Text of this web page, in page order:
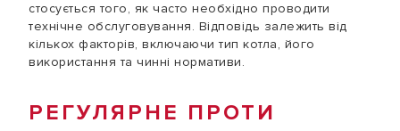
стосується того, як часто необхідно проводити
технічне обслуговування. Відповідь залежить від
кількох факторів, включаючи тип котла, його
використання та чинні нормативи.
РЕГУЛЯРНЕ ПРОТИ